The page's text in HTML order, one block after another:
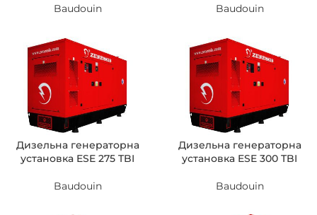
Baudouin Baudouin
Дизельна генераторна
установка ESE 275 TBI
Baudouin
Дизельна генераторна
установка ESE 300 TBI
Baudouin